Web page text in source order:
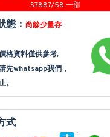
S7887/58 一部
態： 尚餘少量存
格資料僅供參考,
先whatsapp我們，
。
式